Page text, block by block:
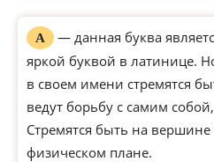
А
— данная буква
яркой буквой в латинице.
в своем имени стремятся
ведут борьбу с самим
Стремятся быть на
физическом плане.